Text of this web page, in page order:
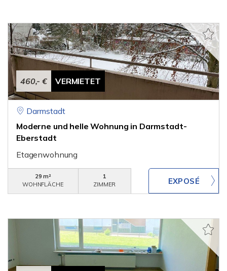
460,- € VERMIETET
Darmstadt
Moderne und helle Wohnung in Darmstadt-
Eberstadt
Etagenwohnung
29 m²
WOHNFLÄCHE
1
ZIMMER